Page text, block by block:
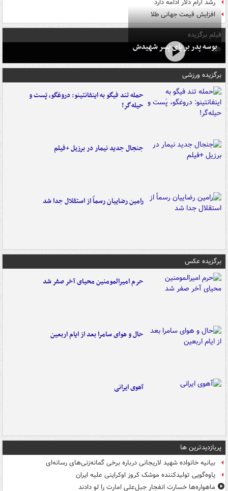
رشد آرام دلار ادامه دارد
افزایش قیمت جهانی طلا
فیلم برگزیده
بوسه‌ پدر بر پای پسر شهیدش
برگزیده ورزشی
حمله تند فیگو به اینفانتینو: دروغگو، پَست‌ و
حیله‌گر!
جنجال جدید نیمار در برزیل +فیلم
رامین رضاییان رسماً از استقلال جدا شد
برگزیده عکس
حرم امیرالمومنین محیای آخر صفر شد
حال و هوای سامرا بعد از ایام اربعین
آهوی ایرانی
پربازدیدترین ها
بیانیه خانواده شهید لاریجانی درباره برخی گمانه‌زنی‌های رسانه‌ای
یاوه‌گویی تولیدکننده موشک کروز اوکراینی علیه ایران
ماهواره‌ها خسارت انفجار جبل‌علی امارت را لو دادند